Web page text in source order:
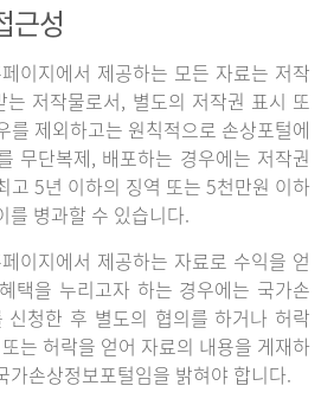
근성
이지에서 제공하는 모든 자료는 저작
는 저작물로서, 별도의 저작권 표시 또
를 제외하고는 원칙적으로 손상포털에
무단복제, 배포하는 경우에는 저작권
고 5년 이하의 징역 또는 5천만원 이하
를 병과할 수 있습니다.
이지에서 제공하는 자료로 수익을 얻
택을 누리고자 하는 경우에는 국가손
신청한 후 별도의 협의를 하거나 허락
는 허락을 얻어 자료의 내용을 게재하
가손상정보포털임을 밝혀야 합니다.